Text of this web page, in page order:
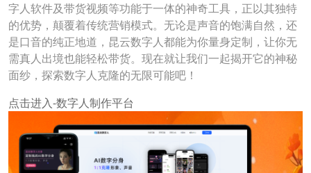
字人软件及带货视频等功能于一体的神奇工具，正以其独特
的优势，颠覆着传统营销模式。无论是声音的饱满自然，还
是口音的纯正地道，昆云数字人都能为你量身定制，让你无
需真人出境也能轻松带货。现在就让我们一起揭开它的神秘
面纱，探索数字人克隆的无限可能吧！
点击进入-数字人制作平台